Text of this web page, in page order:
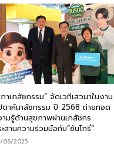
าเภสัชกรรม” จัดเวทีเสวนาในงาน
ดาห์เภสัชกรรม ปี 2568 ถ่ายทอด
มรู้ด้านสุขภาพผ่านเภสัชกร
สานความร่วมมือกับ“ซันโทรี่”
06/2025